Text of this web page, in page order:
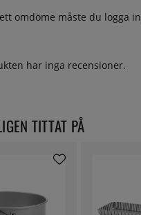
omdöme måste du logga in
har inga recensioner.
TITTAT PÅ